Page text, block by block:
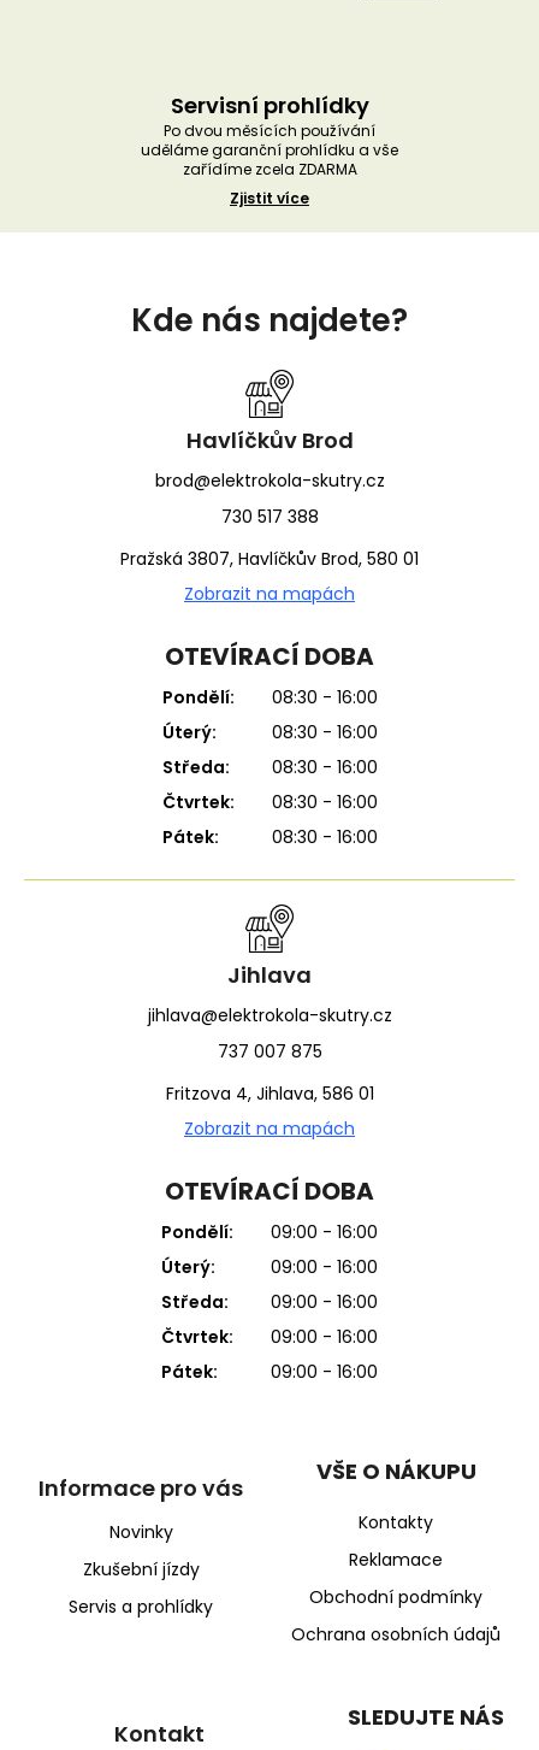
Servisní prohlídky
Po dvou měsících používání
uděláme garanční prohlídku a vše
zařídíme zcela ZDARMA
Zjistit více
Kde nás najdete?
Havlíčkův Brod
brod@elektrokola-skutry.cz
730 517 388
Pražská 3807, Havlíčkův Brod, 580 01
Zobrazit na mapách
OTEVÍRACÍ DOBA
Pondělí:
08:30 - 16:00
Úterý:
08:30 - 16:00
Středa:
08:30 - 16:00
Čtvrtek:
08:30 - 16:00
Pátek:
08:30 - 16:00
Jihlava
jihlava@elektrokola-skutry.cz
737 007 875
Fritzova 4, Jihlava, 586 01
Zobrazit na mapách
OTEVÍRACÍ DOBA
Pondělí:
09:00 - 16:00
Úterý:
09:00 - 16:00
Středa:
09:00 - 16:00
Čtvrtek:
09:00 - 16:00
Pátek:
09:00 - 16:00
Informace pro vás
Novinky
Zkušební jízdy
Servis a prohlídky
VŠE O NÁKUPU
Kontakty
Reklamace
Obchodní podmínky
Ochrana osobních údajů
Kontakt
SLEDUJTE NÁS